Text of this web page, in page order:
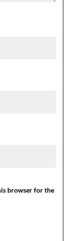
browser for the